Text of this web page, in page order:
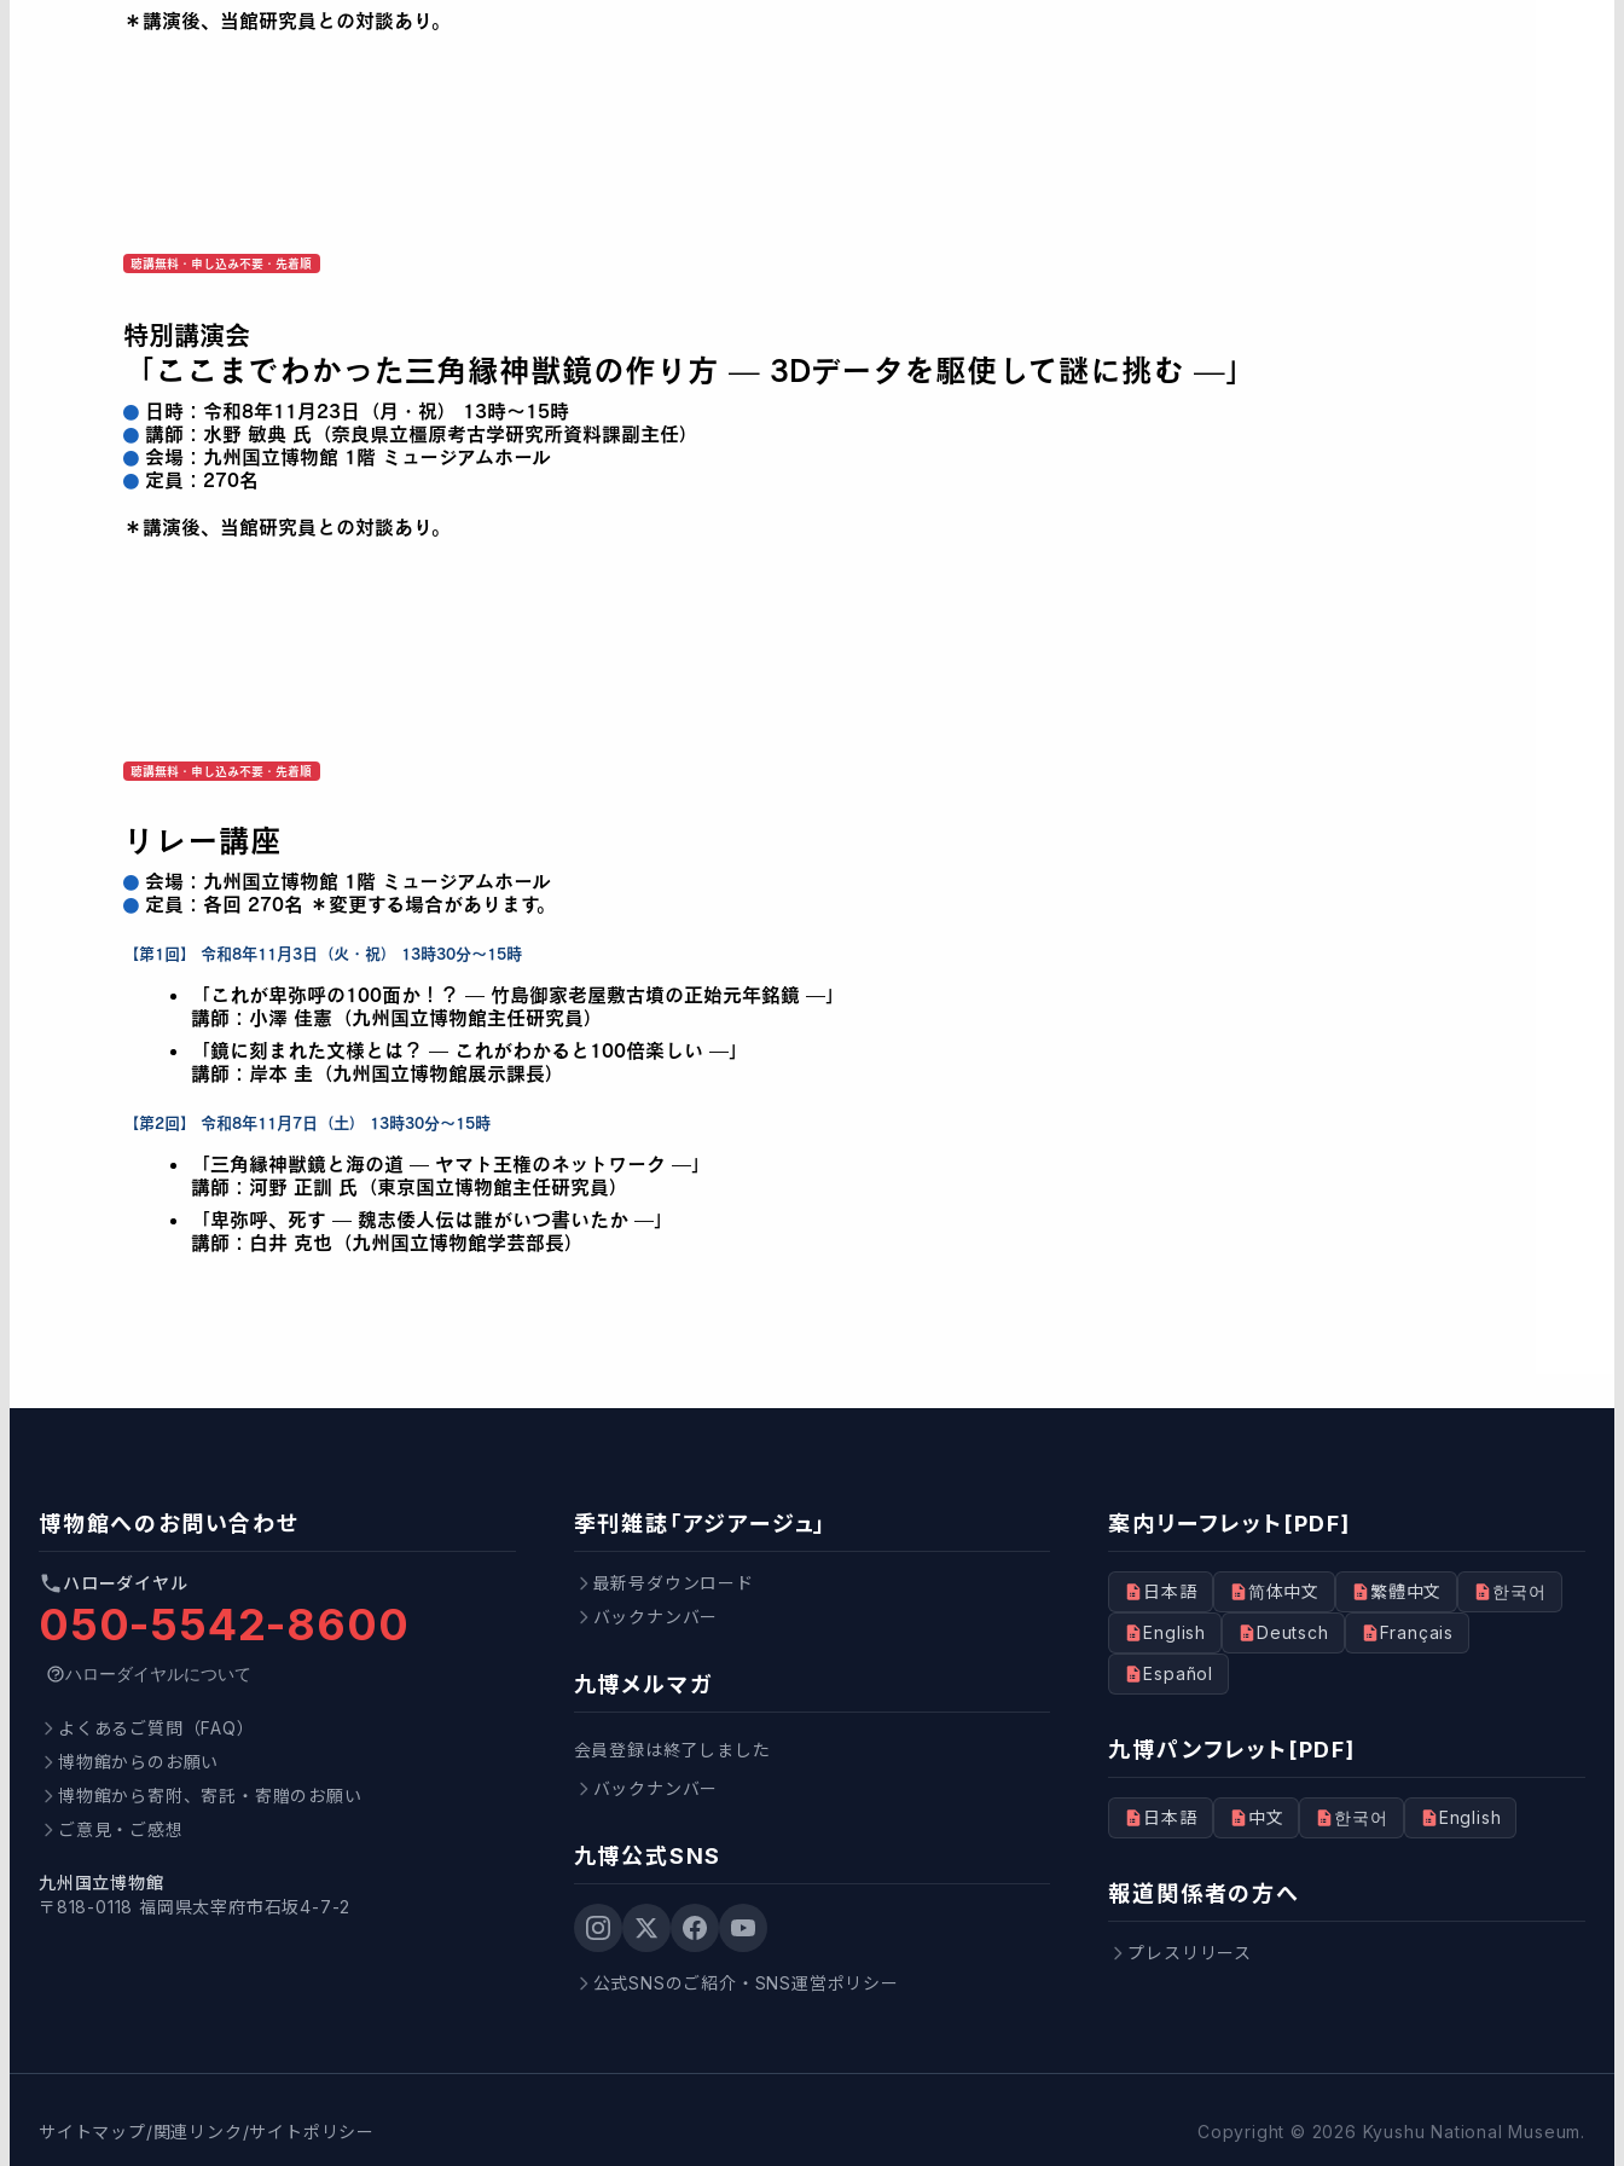
＊講演後、当館研究員との対談あり。
聴講無料・申し込み不要・先着順
特別講演会
「ここまでわかった三角縁神獣鏡の作り方 — 3Dデータを駆使して謎に挑む —」
日時： 令和8年11月23日（月・祝） 13時〜15時
講師： 水野 敏典 氏（奈良県立橿原考古学研究所資料課副主任）
会場： 九州国立博物館 1階 ミュージアムホール
定員： 270名
＊講演後、当館研究員との対談あり。
聴講無料・申し込み不要・先着順
リレー講座
会場： 九州国立博物館 1階 ミュージアムホール
定員： 各回 270名 ＊変更する場合があります。
【第1回】 令和8年11月3日（火・祝） 13時30分〜15時
「これが卑弥呼の100面か！？ — 竹島御家老屋敷古墳の正始元年銘鏡 —」
講師：小澤 佳憲（九州国立博物館主任研究員）
「鏡に刻まれた文様とは？ — これがわかると100倍楽しい —」
講師：岸本 圭（九州国立博物館展示課長）
【第2回】 令和8年11月7日（土） 13時30分〜15時
「三角縁神獣鏡と海の道 — ヤマト王権のネットワーク —」
講師：河野 正訓 氏（東京国立博物館主任研究員）
「卑弥呼、死す — 魏志倭人伝は誰がいつ書いたか —」
講師：白井 克也（九州国立博物館学芸部長）